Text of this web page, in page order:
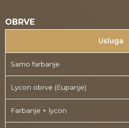
OBRVE
Usluga
Samo farbanje
Lycon obrve (čupanje)
Farbanje + lycon